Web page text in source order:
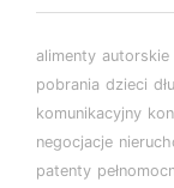
alimenty autorskie
pobrania dzieci
komunikacyjny
negocjacje
patenty